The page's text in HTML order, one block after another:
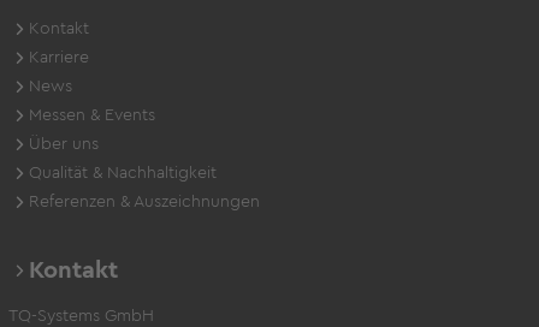
Kontakt
Karriere
News
Messen & Events
Über uns
Qualität & Nachhaltigkeit
Referenzen & Auszeichnungen
Kontakt
TQ-Systems GmbH